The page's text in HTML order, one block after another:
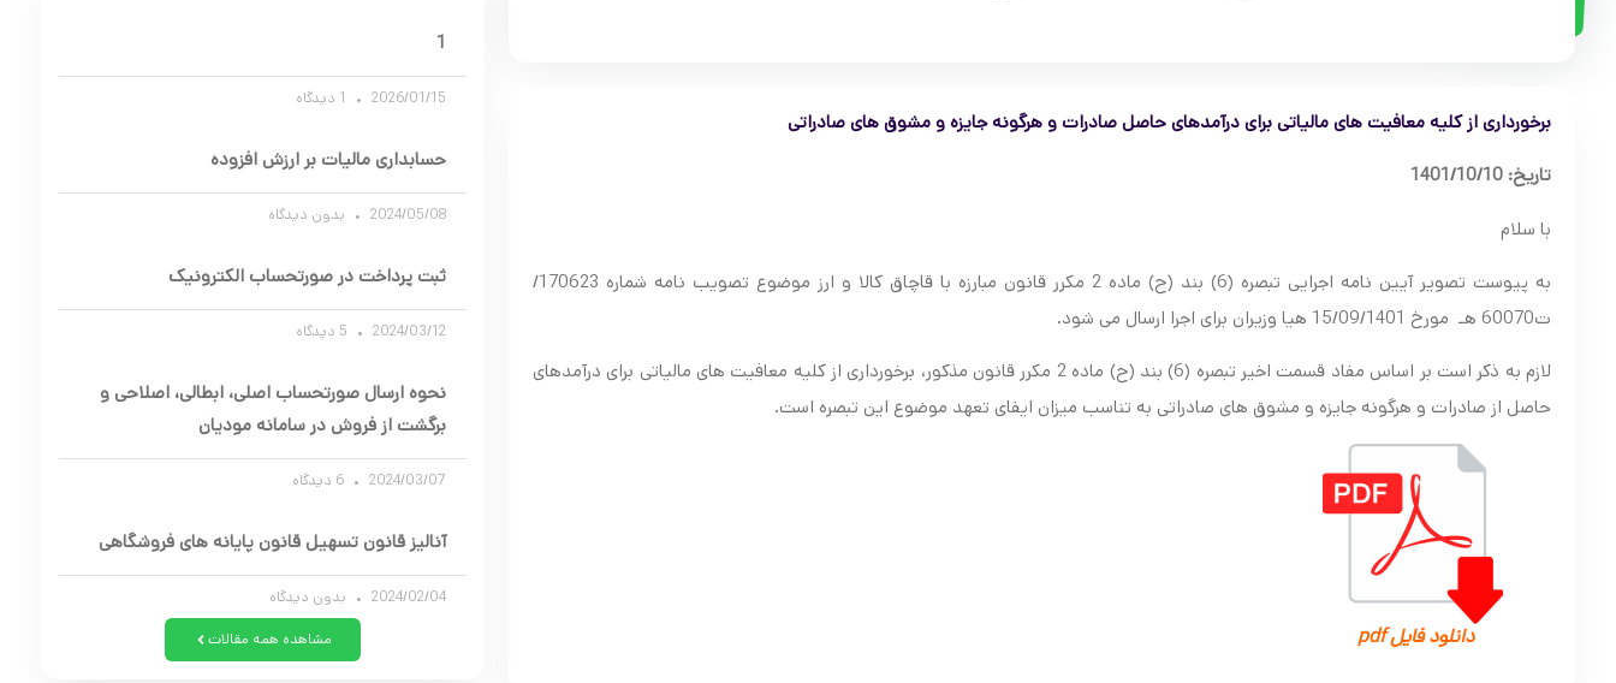
برخورداری از کلیه معافیت های مالیاتی برای درآمدهای حاصل صادرات و هرگونه جایزه و مشوق های صادراتی
تاریخ: 1401/10/10
با سلام
به پیوست تصویر آیین نامه اجرایی تبصره (6) بند (ح) ماده 2 مکرر قانون مبارزه با قاچاق کالا و ارز موضوع تصویب نامه شماره 170623/
ت60070 هـ مورخ 15/09/1401 هیا وزیران برای اجرا ارسال می شود.
لازم به ذکر است بر اساس مفاد قسمت اخیر تبصره (6) بند (ح) ماده 2 مکرر قانون مذکور، برخورداری از کلیه معافیت های مالیاتی برای درآمدهای
حاصل از صادرات و هرگونه جایزه و مشوق های صادراتی به تناسب میزان ایفای تعهد موضوع این تبصره است.
دانلود فایل pdf
1
2026/01/15
حسابداری مالیات بر ارزش افزوده
2024/05/08 بدون دیدگاه
ثبت پرداخت در صورتحساب الکترونیک
2024/03/12
نحوه ارسال صورتحساب اصلی، ابطالی، اصلاحی و
برگشت از فروش در سامانه مودیان
2024/03/07 6 دیدگاه
آنالیز قانون تسهیل قانون پایانه های فروشگاهی
2024/02/04 بدون دیدگاه
مشاهده همه مقالات